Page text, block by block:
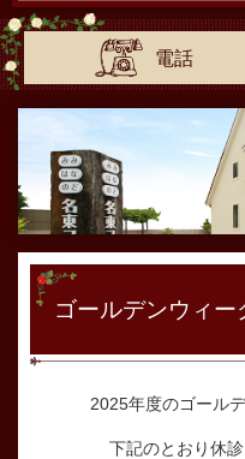
電話
ゴールデンウィー
2025年度のゴール
下記のとおり休